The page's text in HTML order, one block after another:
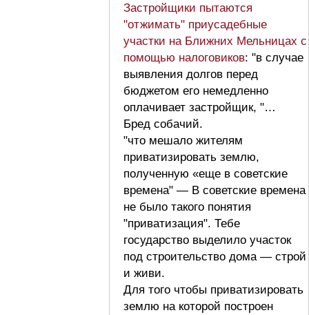
Застройщики пытаются
"отжимать" приусадебные
участки на Ближних Мельницах с
помощью налоговиков: "в случае
выявления долгов перед
бюджетом его немедленно
оплачивает застройщик, "…
Бред собачий.
"что мешало жителям
приватизировать землю,
полученную «еще в советские
времена" — В советские времена
не было такого понятия
"приватизация". Тебе
государство выделило участок
под строительство дома — строй
и живи.
Для того чтобы приватизировать
землю на которой построен